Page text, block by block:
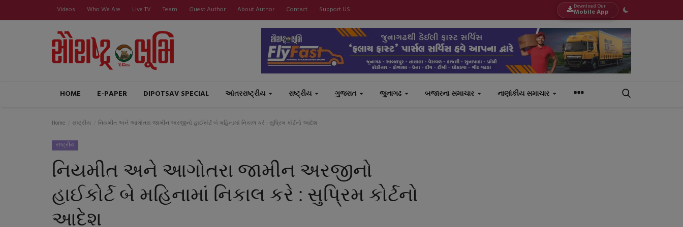
Videos Who We Are Live TV Team Guest Author About Author Contact Support US Download Our
Mobile App
HOME E-PAPER DIPOTSAV SPECIAL આંતરરાષ્ટ્રીય રાષ્ટ્રીય ગુજરાત જુનાગઢ બજારના સમાચાર નાણાંકીય સમાચાર
Home રાષ્ટ્રીય નિયમીત અને આગોતરા જામીન અરજીનો હાઈકોર્ટ બે મહિનામાં નિકાલ કરે : સુપ્રિમ કોર્ટનો આદેશ
રાષ્ટ્રીય
નિયમીત અને આગોતરા જામીન અરજીનો
હાઈકોર્ટ બે મહિનામાં નિકાલ કરે : સુપ્રિમ કોર્ટનો
આદેશ